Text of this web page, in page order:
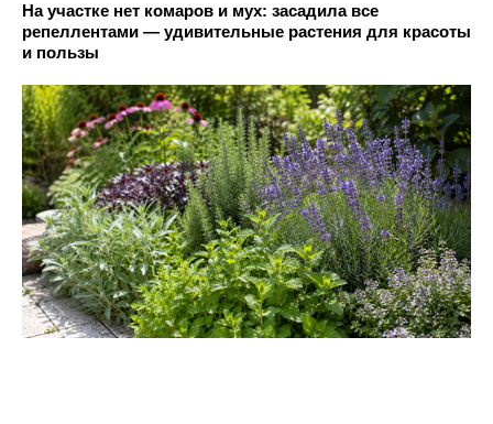
На участке нет комаров и мух: засадила все
репеллентами — удивительные растения для красоты
и пользы